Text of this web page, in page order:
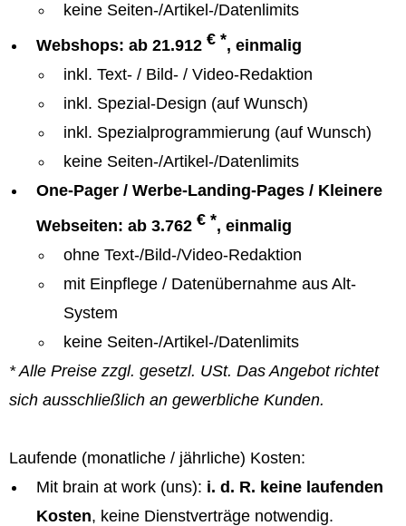
keine Seiten-/Artikel-/Datenlimits
Webshops: ab 21.912 € *, einmalig
inkl. Text- / Bild- / Video-Redaktion
inkl. Spezial-Design (auf Wunsch)
inkl. Spezialprogrammierung (auf Wunsch)
keine Seiten-/Artikel-/Datenlimits
One-Pager / Werbe-Landing-Pages / Kleinere
Webseiten: ab 3.762 € *, einmalig
ohne Text-/Bild-/Video-Redaktion
mit Einpflege / Datenübernahme aus Alt-
System
keine Seiten-/Artikel-/Datenlimits
* Alle Preise zzgl. gesetzl. USt. Das Angebot richtet
sich ausschließlich an gewerbliche Kunden.
Laufende (monatliche / jährliche) Kosten:
Mit brain at work (uns): i. d. R. keine laufenden
Kosten, keine Dienstverträge notwendig.